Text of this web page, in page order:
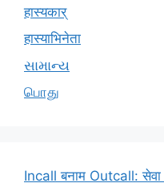
हास्यकार्
हास्याभिनेता
સામાન્ય
பொது
Incall बनाम Outcall: सेवा